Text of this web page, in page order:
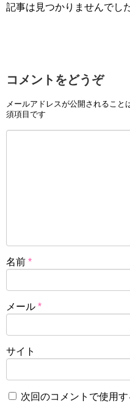
記事は見つかりませんでした
コメントをどうぞ
メールアドレスが公開されること
須項目です
名前 *
メール *
サイト
次回のコメントで使用